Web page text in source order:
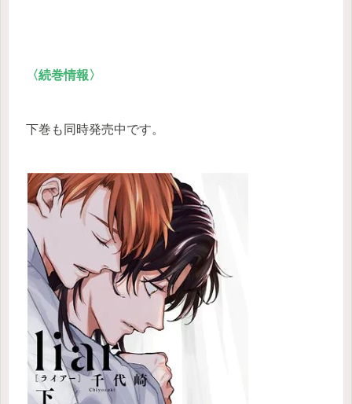
〈続巻情報〉
下巻も同時発売中です。